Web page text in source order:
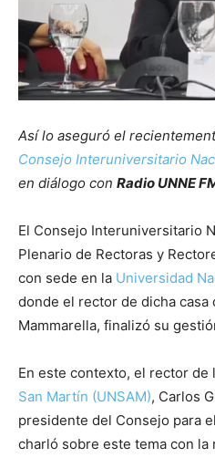
Así lo aseguró el
Consejo Interuniversitario
en diálogo con Radio UNNE
El Consejo Interuniversitario
Plenario de Rectoras y
con sede en la Universidad
donde el rector de dicha
Mammarella, finalizó su
En este contexto, el rector de
San Martín (UNSAM), Carlos
presidente del Consejo para
charló sobre este tema con la